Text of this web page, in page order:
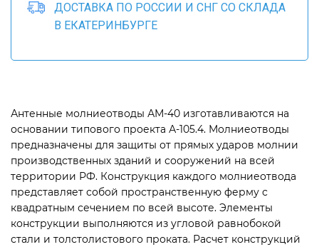
ДОСТАВКА ПО РОССИИ И СНГ СО СКЛАДА
В ЕКАТЕРИНБУРГЕ
Антенные молниеотводы АМ-40 изготавливаются на
основании типового проекта А-105.4. Молниеотводы
предназначены для защиты от прямых ударов молнии
производственных зданий и сооружений на всей
территории РФ. Конструкция каждого молниеотвода
представляет собой пространственную ферму с
квадратным сечением по всей высоте. Элементы
конструкции выполняются из угловой равнобокой
стали и толстолистового проката. Расчет конструкций